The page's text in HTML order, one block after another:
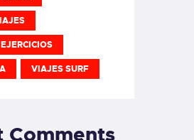
VIAJES SURF
Comments